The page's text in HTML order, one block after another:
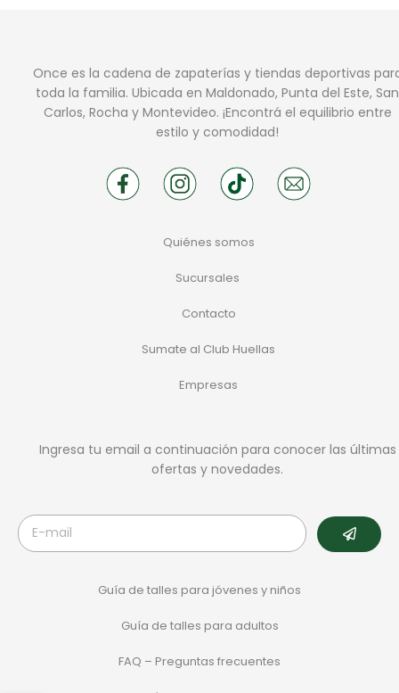
Once es la cadena de zapaterías y tiendas deportivas
toda la familia. Ubicada en Maldonado, Punta del Este, San
Carlos, Rocha y Montevideo. ¡Encontrá el equilibrio entre
estilo y comodidad!
Quiénes somos
Sucursales
Contacto
Sumate al Club Huellas
Empresas
Ingresa tu email a continuación para conocer las últimas
ofertas y novedades.
Guía de talles para jóvenes y niños
Guía de talles para adultos
FAQ – Preguntas frecuentes